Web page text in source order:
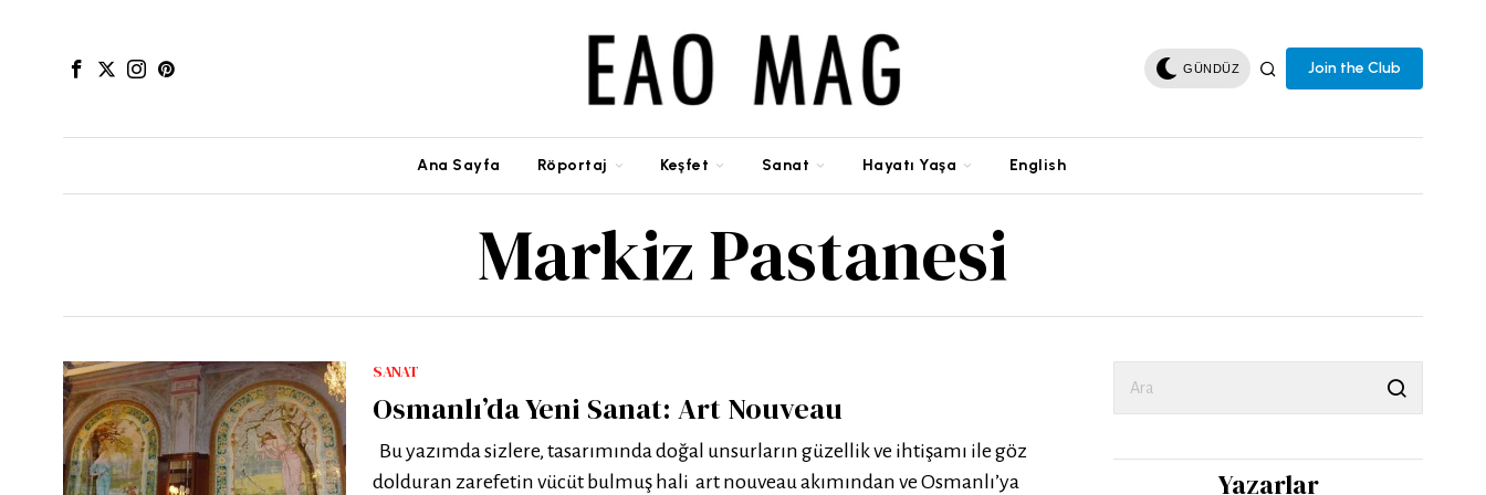
GÜNDÜZ Join the Club
Ana Sayfa Röportaj Keşfet Sanat Hayatı Yaşa English
Markiz Pastanesi
SANAT
Osmanlı’da Yeni Sanat: Art Nouveau
Bu yazımda sizlere, tasarımında doğal unsurların güzellik ve ihtişamı ile göz
dolduran zarefetin vücüt bulmuş hali art nouveau akımından ve Osmanlı’ya
Yazarlar